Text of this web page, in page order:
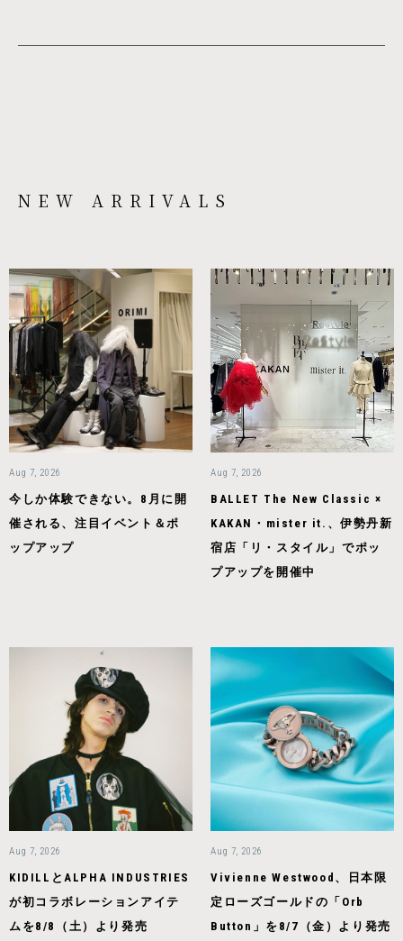
NEW ARRIVALS
Aug 7, 2026
今しか体験できない。8月に開
催される、注目イベント＆ポ
ップアップ
Aug 7, 2026
BALLET The New Classic ×
KAKAN・mister it.、伊勢丹新
宿店「リ・スタイル」でポッ
プアップを開催中
Aug 7, 2026
KIDILLとALPHA INDUSTRIES
が初コラボレーションアイテ
ムを8/8（土）より発売
Aug 7, 2026
Vivienne Westwood、日本限
定ローズゴールドの「Orb
Button」を8/7（金）より発売